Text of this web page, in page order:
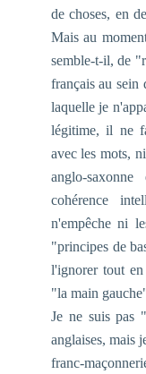
de choses, en
Mais au
semble-t-il, de
français au sein
laquelle je
légitime, il ne
avec les mots,
anglo-
cohérence
n'empêche ni
"principes de
l'ignorer tout
"la main
Je ne suis pas
anglaises, mais
franc-